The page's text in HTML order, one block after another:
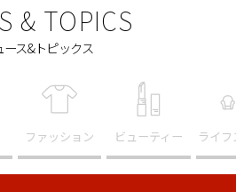
& TOPICS
ース&トピックス
ファッション ビューティー ライ